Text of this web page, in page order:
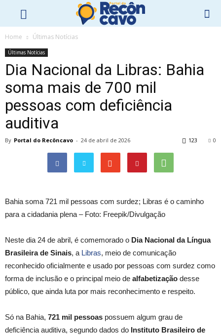
Home Últimas Notícias
Últimas Notícias
Dia Nacional da Libras: Bahia
soma mais de 700 mil
pessoas com deficiência
auditiva
By Portal do Recôncavo - 24 de abril de 2026 0
123
Bahia soma 721 mil pessoas com surdez; Libras é o caminho
para a cidadania plena – Foto: Freepik/Divulgação
Neste dia 24 de abril, é comemorado o Dia Nacional da Língua
Brasileira de Sinais, a Libras, meio de comunicação
reconhecido oficialmente e usado por pessoas com surdez como
forma de inclusão e o principal meio de alfabetização desse
público, que ainda luta por mais reconhecimento e respeito.
Só na Bahia, 721 mil pessoas possuem algum grau de
deficiência auditiva, segundo dados do Instituto Brasileiro de